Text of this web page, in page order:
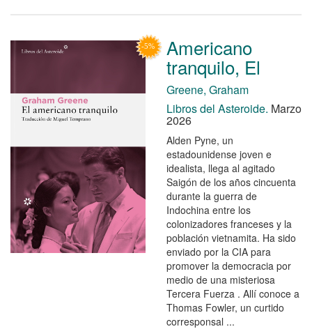
Americano
tranquilo, El
Greene, Graham
Libros del Asteroide. Marzo
2026
Alden Pyne, un
estadounidense joven e
idealista, llega al agitado
Saigón de los años cincuenta
durante la guerra de
Indochina entre los
colonizadores franceses y la
población vietnamita. Ha sido
enviado por la CIA para
promover la democracia por
medio de una misteriosa
Tercera Fuerza . Allí conoce a
Thomas Fowler, un curtido
corresponsal ...